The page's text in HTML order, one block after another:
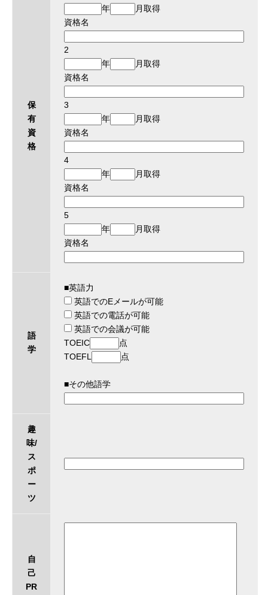
保
有
資
格
年
月取得
資格名
2
年
月取得
資格名
3
年
月取得
資格名
4
年
月取得
資格名
5
年
月取得
資格名
語
学
■英語力
英語でのEメールが可能
英語での電話が可能
英語での会議が可能
TOEIC
点
TOEFL
点
■その他語学
趣
味/
ス
ポ
ー
ツ
自
己
PR